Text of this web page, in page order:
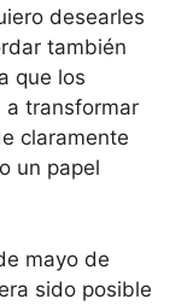
desearles
también
que los
a transformar
claramente
un papel
mayo de
sido posible